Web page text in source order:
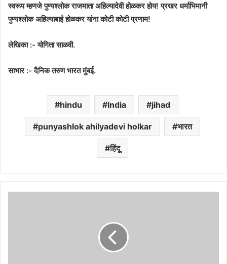
स्वरूप म्हणजे पुण्यश्लोक राजमाता अहिल्यादेवी होळकर होय! प्रखर धर्माभिमानी
पुण्यश्लोक अहिल्याबाई होळकर यांना कोटी कोटी प्रणाम!
लेखिका :- योगिता साळवी.
साभार :- दैनिक तरुण भारत मुंबई.
hindu India jihad
punyashlok ahilyadevi holkar भारत
हिंदू